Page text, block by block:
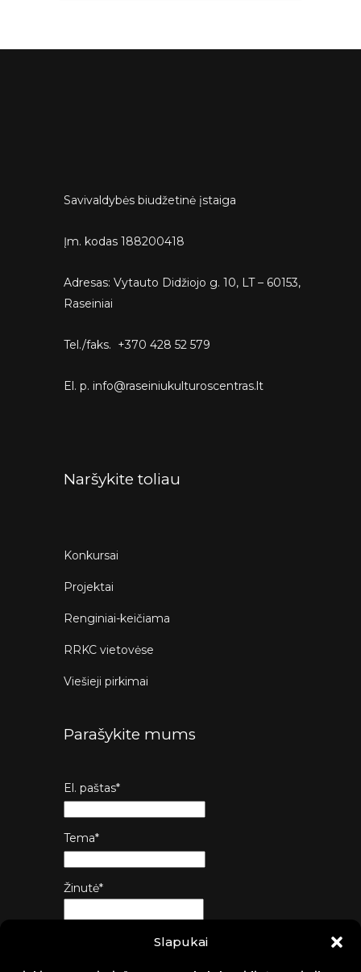
Slapukai
Savivaldybės biudžetinė įstaiga
Įm. kodas 188200418
Adresas: Vytauto Didžiojo g. 10, LT – 60153,
Raseiniai
Tel./faks. +370 428 52 579
El. p. info@raseiniukulturoscentras.lt
Naršykite toliau
Konkursai
Projektai
Renginiai-keičiama
RRKC vietovėse
Viešieji pirkimai
Parašykite mums
El. paštas*
Tema*
Žinutė*